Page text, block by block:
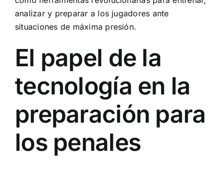
analizar y preparar a los jugadores ante
situaciones de máxima presión.
El papel de la
tecnología en la
preparación para
los penales